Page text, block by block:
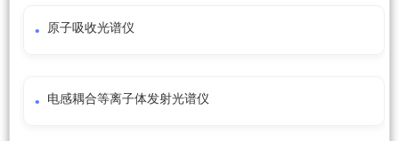
原子吸收光谱仪
电感耦合等离子体发射光谱仪